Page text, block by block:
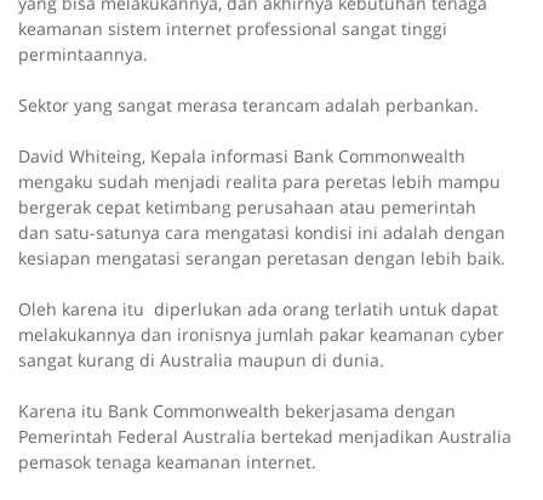
keamanan sistem internet professional sangat tinggi
permintaannya.
Sektor yang sangat merasa terancam adalah perbankan.
David Whiteing, Kepala informasi Bank Commonwealth
mengaku sudah menjadi realita para peretas lebih mampu
bergerak cepat ketimbang perusahaan atau pemerintah
dan satu-satunya cara mengatasi kondisi ini adalah dengan
kesiapan mengatasi serangan peretasan dengan lebih baik.
Oleh karena itu diperlukan ada orang terlatih untuk dapat
melakukannya dan ironisnya jumlah pakar keamanan cyber
sangat kurang di Australia maupun di dunia.
Karena itu Bank Commonwealth bekerjasama dengan
Pemerintah Federal Australia bertekad menjadikan Australia
pemasok tenaga keamanan internet.